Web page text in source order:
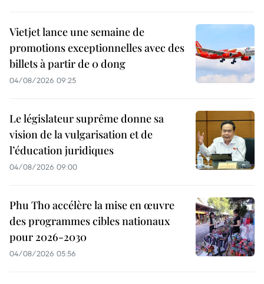
Vietjet lance une semaine de
promotions exceptionnelles avec des
billets à partir de 0 dong
04/08/2026 09:25
Le législateur suprême donne sa
vision de la vulgarisation et de
l’éducation juridiques
04/08/2026 09:00
Phu Tho accélère la mise en œuvre
des programmes cibles nationaux
pour 2026-2030
04/08/2026 05:56